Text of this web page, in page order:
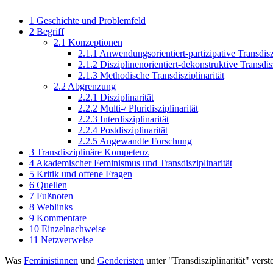
1 Geschichte und Problemfeld
2 Begriff
2.1 Konzeptionen
2.1.1 Anwendungsorientiert-partizipative
2.1.2 Disziplinenorientiert-dekonstruktive
2.1.3 Methodische Transdisziplinarität
2.2 Abgrenzung
2.2.1 Disziplinarität
2.2.2 Multi-/ Pluridisziplinarität
2.2.3 Interdisziplinarität
2.2.4 Postdisziplinarität
2.2.5 Angewandte Forschung
3 Transdisziplinäre Kompetenz
4 Akademischer Feminismus und Transdisziplinarität
5 Kritik und offene Fragen
6 Quellen
7 Fußnoten
8 Weblinks
9 Kommentare
10 Einzelnachweise
11 Netzverweise
Was Feministinnen und Genderisten unter "Transdisziplinarität"